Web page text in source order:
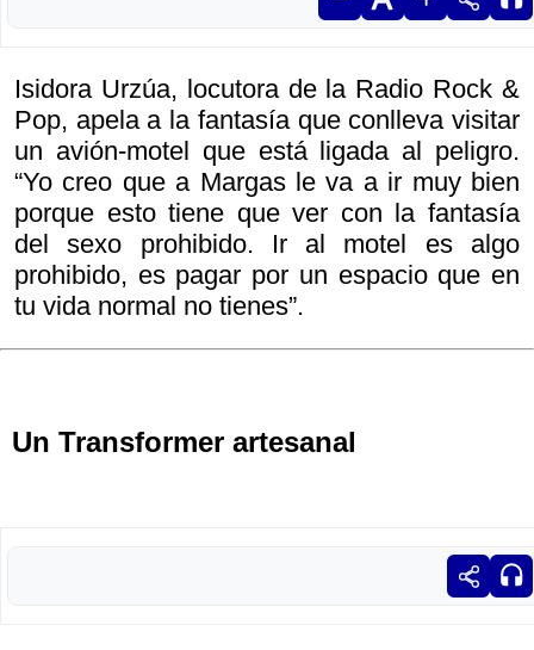
Isidora Urzúa, locutora de la Radio Rock &
Pop, apela a la fantasía que conlleva visitar
un avión-motel que está ligada al peligro.
“Yo creo que a Margas le va a ir muy bien
porque esto tiene que ver con la fantasía
del sexo prohibido. Ir al motel es algo
prohibido, es pagar por un espacio que en
tu vida normal no tienes”.
Un Transformer artesanal